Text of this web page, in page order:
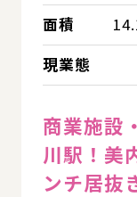
面積
現業態
商業施設
川駅！美
ンチ居抜